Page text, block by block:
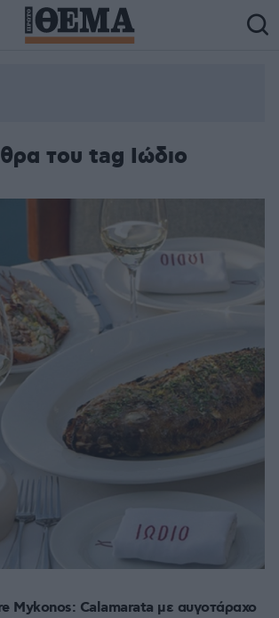
του tag Ιώδιο
Mykonos: Calamarata με αυγοτάραχο